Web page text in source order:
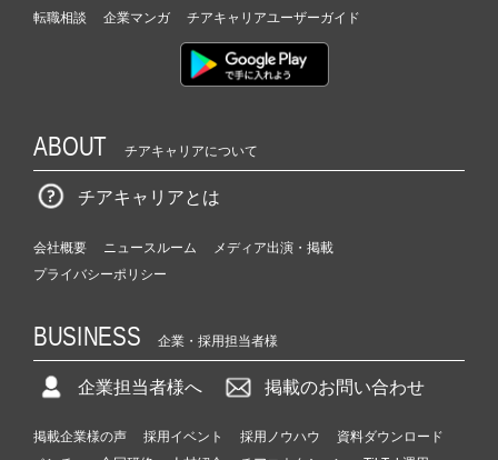
転職相談
企業マンガ チアキャリアユーザーガイド
ABOUT チアキャリアについて
チアキャリアとは
会社概要 ニュースルーム
メディア出演・掲載
プライバシーポリシー
BUSINESS 企業・採用担当者様
企業担当者様へ 掲載のお問い合わせ
掲載企業様の声 採用イベント 採用ノウハウ
資料ダウンロード